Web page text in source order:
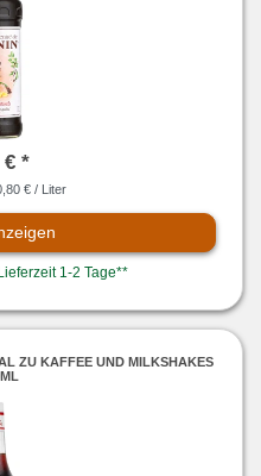
€ *
€ / Liter
1-2 Tage**
ZU KAFFEE UND MILKSHAKES